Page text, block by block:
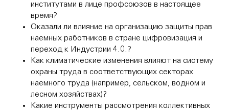
институтами в лице профсоюзов в настоящее
время?
Оказали ли влияние на организацию защиты прав
наемных работников в стране цифровизация и
переход к Индустрии 4.0.?
Как климатические изменения влияют на систему
охраны труда в соответствующих секторах
наемного труда (например, сельском, водном и
лесном хозяйствах)?
Какие инструменты рассмотрения коллективных